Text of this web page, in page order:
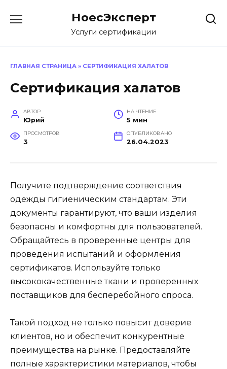
НоесЭксперт
Услуги сертификации
ГЛАВНАЯ СТРАНИЦА » СЕРТИФИКАЦИЯ ХАЛАТОВ
Сертификация халатов
АВТОР
Юрий
НА ЧТЕНИЕ
5 мин
ПРОСМОТРОВ
3
ОПУБЛИКОВАНО
26.04.2023
Получите подтверждение соответствия
одежды гигиеническим стандартам. Эти
документы гарантируют, что ваши изделия
безопасны и комфортны для пользователей.
Обращайтесь в проверенные центры для
проведения испытаний и оформления
сертификатов. Используйте только
высококачественные ткани и проверенных
поставщиков для бесперебойного спроса.
Такой подход не только повысит доверие
клиентов, но и обеспечит конкурентные
преимущества на рынке. Предоставляйте
полные характеристики материалов, чтобы